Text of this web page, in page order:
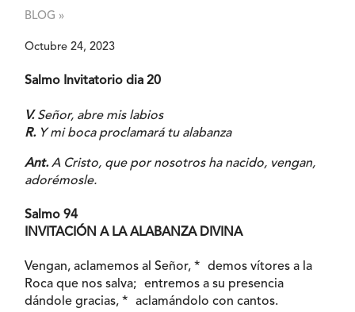
BLOG »
Octubre 24, 2023
Salmo Invitatorio dia 20
V.Señor, abre mis labios
R.Y mi boca proclamará tu alabanza
Ant.A Cristo, que por nosotros ha nacido, vengan,
adorémosle.
Salmo 94
INVITACIÓN A LA ALABANZA DIVINA
Vengan, aclamemos al Señor, * demos vítores a la
Roca que nos salva; entremos a su presencia
dándole gracias, * aclamándolo con cantos.